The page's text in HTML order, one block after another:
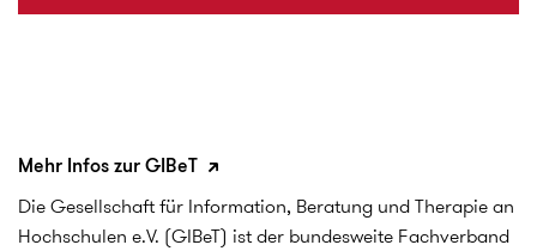
Mehr Infos zur GIBeT
Die Gesellschaft für Information, Beratung und Therapie an
Hochschulen e.V. (GIBeT) ist der bundesweite Fachverband